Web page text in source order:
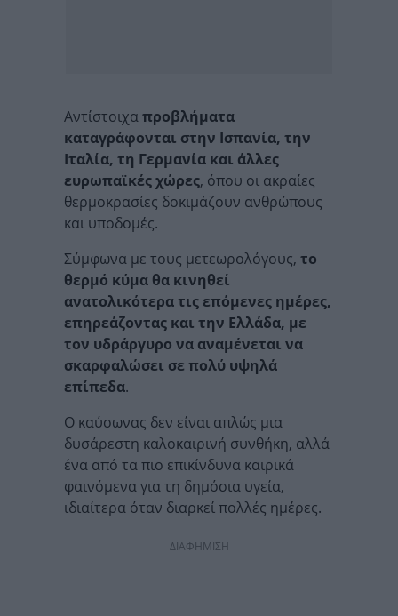
Αντίστοιχαπροβλήματα
καταγράφονται στην Ισπανία, την
Ιταλία, τη Γερμανία και άλλες
ευρωπαϊκές χώρες, όπου οι ακραίες
θερμοκρασίες δοκιμάζουν ανθρώπους
και υποδομές.
Σύμφωνα με τους μετεωρολόγους, το
θερμό κύμα θα κινηθεί
ανατολικότερα τις επόμενες ημέρες,
επηρεάζοντας και την Ελλάδα, με
τον υδράργυρο να αναμένεται να
σκαρφαλώσει σε πολύ υψηλά
επίπεδα.
Ο καύσωνας δεν είναι απλώς μια
δυσάρεστη καλοκαιρινή συνθήκη, αλλά
ένα από τα πιο επικίνδυνα καιρικά
φαινόμενα για τη δημόσια υγεία,
ιδιαίτερα όταν διαρκεί πολλές ημέρες.
ΔΙΑΦΗΜΙΣΗ